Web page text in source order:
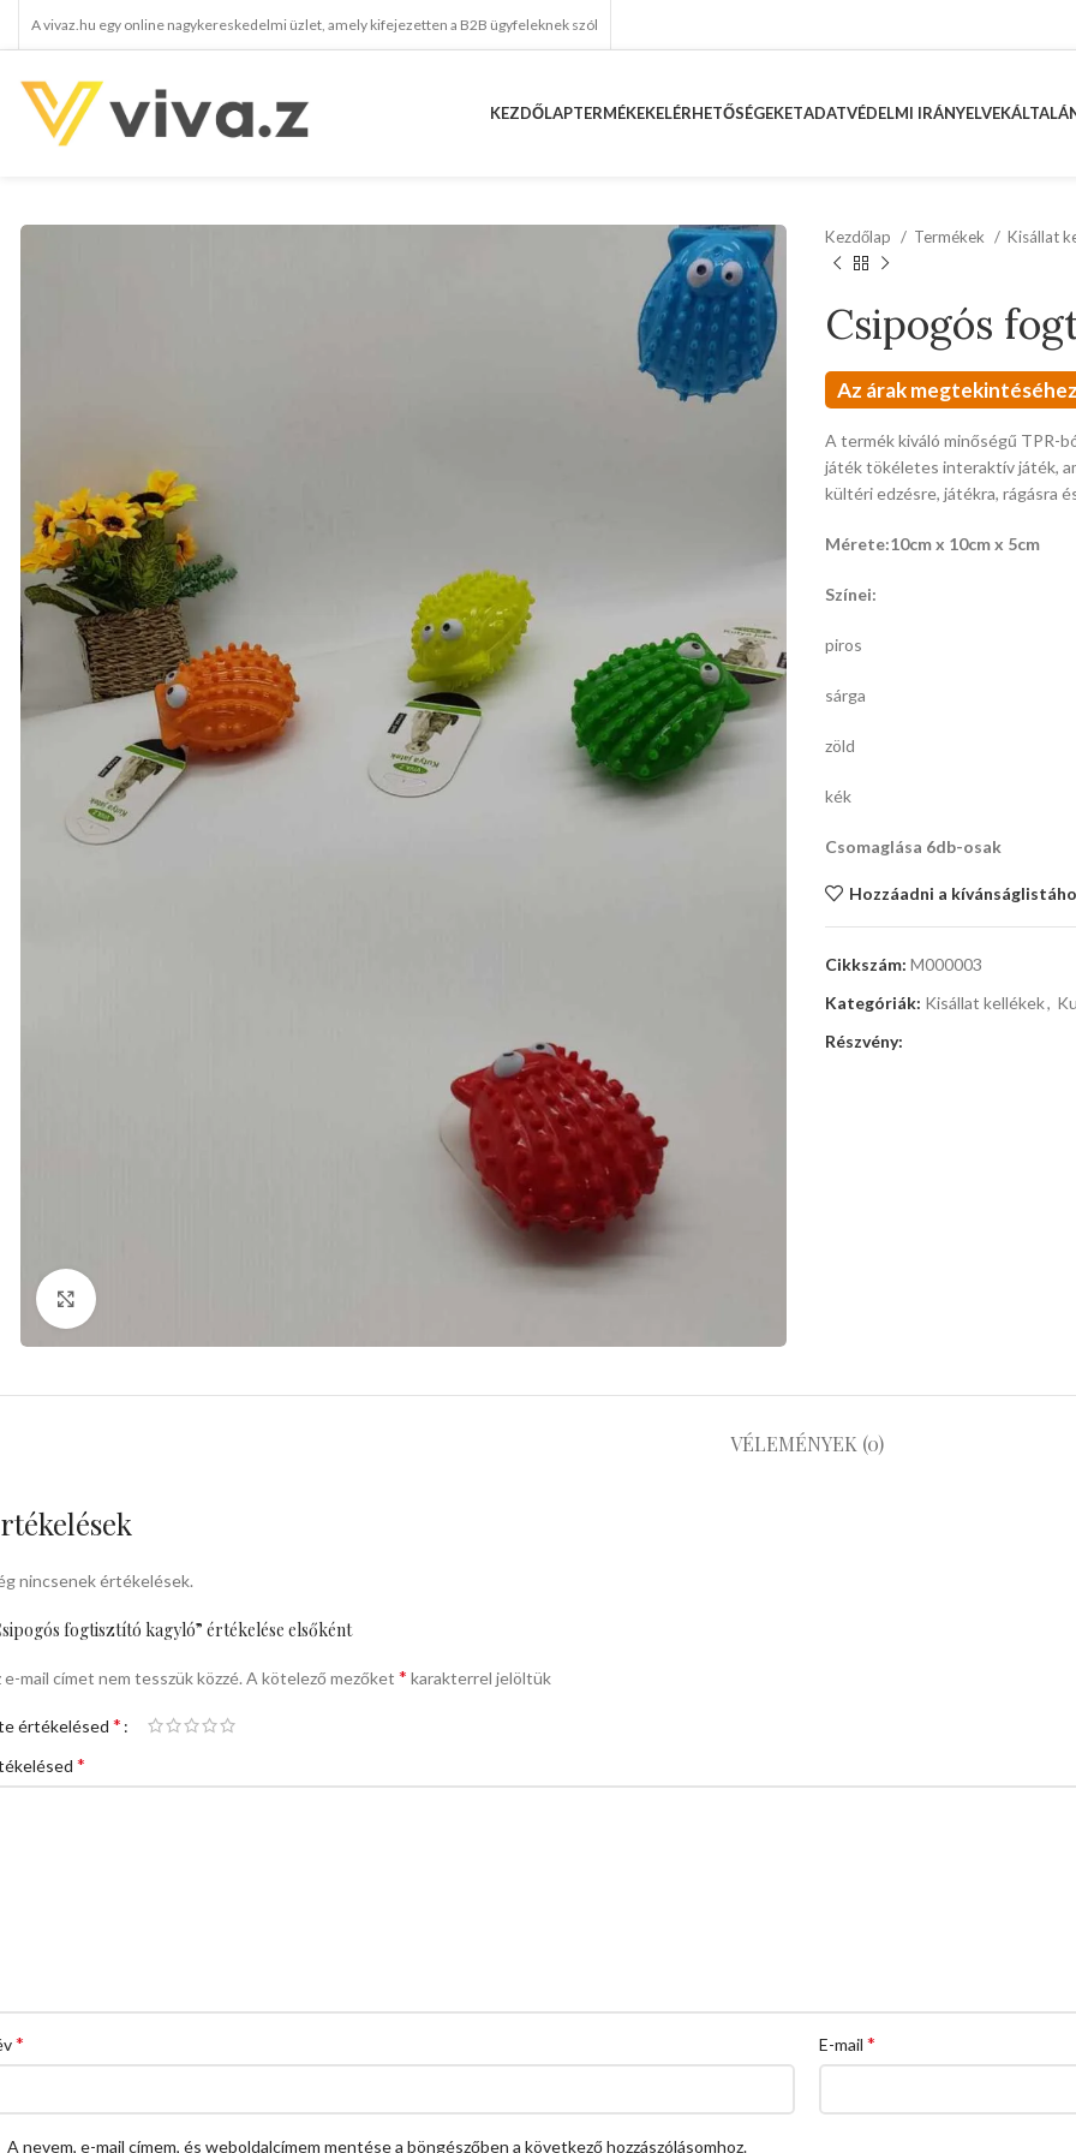
A vivaz.hu egy online nagykereskedelmi üzlet, amely kifejezetten a B2B ügyfeleknek szól
KEZDŐLAPTERMÉKEKELÉRHETŐSÉGEKETADATVÉDELMI IRÁNYELVEK
Kezdőlap Termékek Kisállat
Csipogós
Az árak
A termék kiváló minőségű TPR-
játék tökéletes interaktív játék,
kültéri edzésre, játékra, rágásra
Mérete:10cm x 10cm x 5cm
Színei:
piros
sárga
zöld
kék
Csomaglása 6db-osak
Hozzáadni a
Cikkszám: M000003
Kategóriák: Kisállat kellékek,
Részvény:
VÉLEMÉNYEK (0)
nincsenek értékelések.
fogtisztító kagyló” értékelése elsőként
e-mail címet nem tesszük közzé. A kötelező mezőket * karakterrel jelöltük
értékelésed *
*
* E-mail *
A nevem, e-mail címem, és weboldalcímem mentése a böngészőben a következő hozzászólásomhoz.